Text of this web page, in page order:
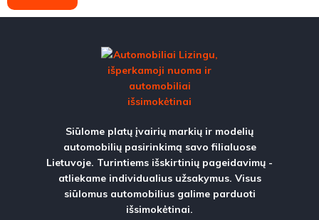
Siūlome platų įvairių markių ir modelių
automobilių pasirinkimą savo filialuose
Lietuvoje. Turintiems išskirtinių pageidavimų -
atliekame individualius užsakymus. Visus
siūlomus automobilius galime parduoti
išsimokėtinai.